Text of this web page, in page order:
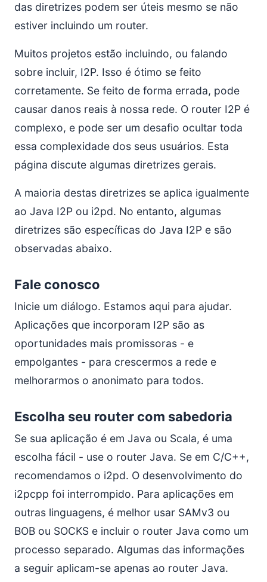
Junte-se a Nós
Exemplos
Exemplos de Aplicação
Exemplo de Código
das diretrizes podem ser úteis mesmo se não
estiver incluindo um router.
Muitos projetos estão incluindo, ou falando
sobre incluir, I2P. Isso é ótimo se feito
corretamente. Se feito de forma errada, pode
causar danos reais à nossa rede. O router I2P é
complexo, e pode ser um desafio ocultar toda
essa complexidade dos seus usuários. Esta
página discute algumas diretrizes gerais.
A maioria destas diretrizes se aplica igualmente
ao Java I2P ou i2pd. No entanto, algumas
diretrizes são específicas do Java I2P e são
observadas abaixo.
Fale conosco
Inicie um diálogo. Estamos aqui para ajudar.
Aplicações que incorporam I2P são as
oportunidades mais promissoras - e
empolgantes - para crescermos a rede e
melhorarmos o anonimato para todos.
Escolha seu router com sabedoria
Se sua aplicação é em Java ou Scala, é uma
escolha fácil - use o router Java. Se em C/C++,
recomendamos o i2pd. O desenvolvimento do
i2pcpp foi interrompido. Para aplicações em
outras linguagens, é melhor usar SAMv3 ou
BOB ou SOCKS e incluir o router Java como um
processo separado. Algumas das informações
a seguir aplicam-se apenas ao router Java.